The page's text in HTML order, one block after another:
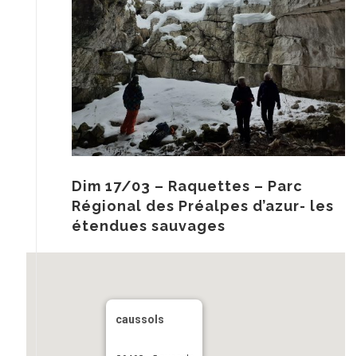
Dim 17/03 – Raquettes – Parc
Régional des Préalpes d’azur- les
étendues sauvages
caussols